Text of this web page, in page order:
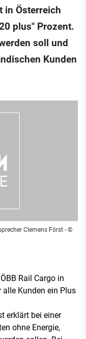
in Österreich
plus" Prozent.
soll und
Kunden
Clemens Först - ©
Rail Cargo in
Kunden ein Plus
erklärt bei einer
ohne Energie,